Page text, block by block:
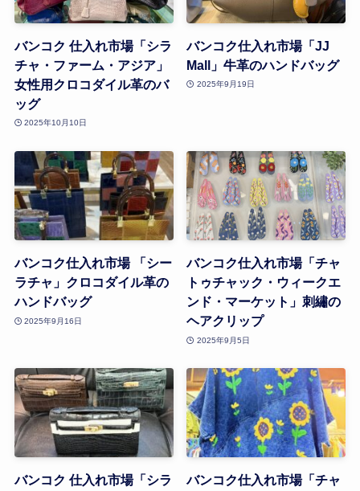
バンコク 仕入れ市場「シラ
チャ・ファーム・アジア」
女性用クロコダイル革のバ
ッグ
2025年10月10日
バンコク仕入れ市場「JJ
Mall」牛革のハンドバッグ
2025年9月19日
バンコク仕入れ市場 「シー
ラチャ」クロコダイル革の
ハンドバッグ
2025年9月16日
バンコク仕入れ市場「チャ
トゥチャック・ウィークエ
ンド・マーケット」刺繡の
ヘアクリップ
2025年9月5日
バンコク 仕入れ市場「シラ
バンコク仕入れ市場「チャ